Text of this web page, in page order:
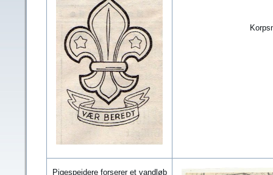
Pigespejdere forserer et vandløb